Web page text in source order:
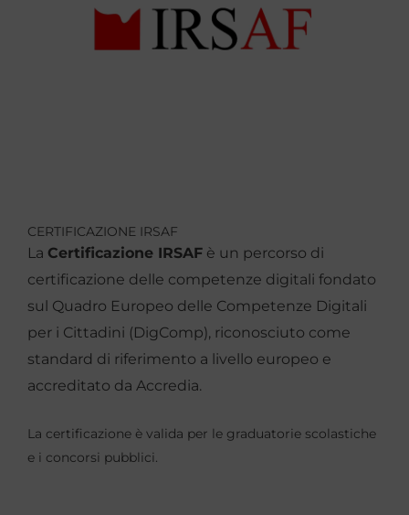
CERTIFICAZIONE IRSAF
La Certificazione IRSAF è un percorso di
certificazione delle competenze digitali fondato
sul Quadro Europeo delle Competenze Digitali
per i Cittadini (DigComp), riconosciuto come
standard di riferimento a livello europeo e
accreditato da Accredia.
La certificazione è valida per le graduatorie scolastiche
e i concorsi pubblici.